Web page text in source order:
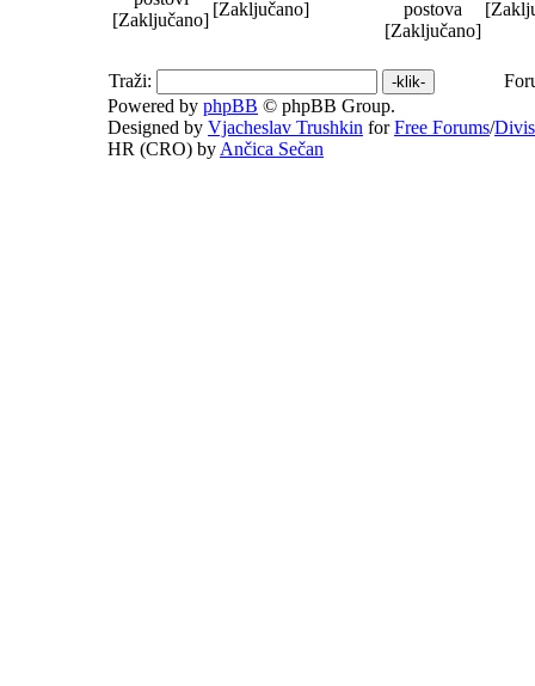
[Zaključano]
Traži:
Powered by phpBB © phpBB Group.
Designed by Vjacheslav Trushkin forFree Forums/
HR (CRO) by Ančica Sečan